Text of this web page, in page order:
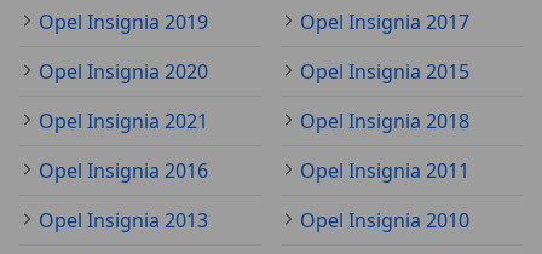
Opel Insignia 2019
Opel Insignia 2017
Opel Insignia 2020
Opel Insignia 2015
Opel Insignia 2021
Opel Insignia 2018
Opel Insignia 2016
Opel Insignia 2011
Opel Insignia 2013
Opel Insignia 2010